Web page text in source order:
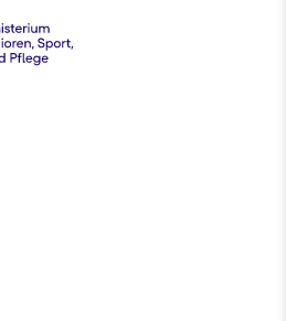
für Familie, Senioren,